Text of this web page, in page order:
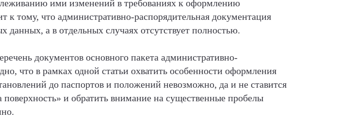
ими изменений в требованиях к оформлению
к тому, что административно-распорядительная документация
данных, а в отдельных случаях отсутствует полностью.
документов основного пакета административно-
что в рамках одной статьи охватить особенности оформления
до паспортов и положений невозможно, да и не ставится
поверхность» и обратить внимание на существенные пробелы